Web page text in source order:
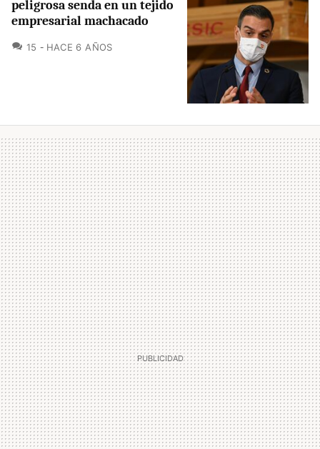
peligrosa senda en un tejido
empresarial machacado
15 COMENTARIOS
HACE 6 AÑOS